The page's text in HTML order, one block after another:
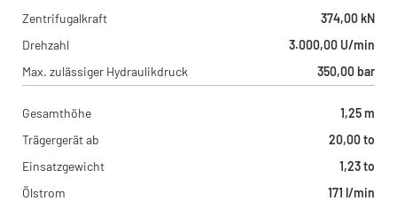
Zentrifugalkraft
374,00 kN
Drehzahl
3.000,00 U/min
Max. zulässiger Hydraulikdruck
350,00 bar
Gesamthöhe
1,25 m
Trägergerät ab
20,00 to
Einsatzgewicht
1,23 to
Ölstrom
171 l/min